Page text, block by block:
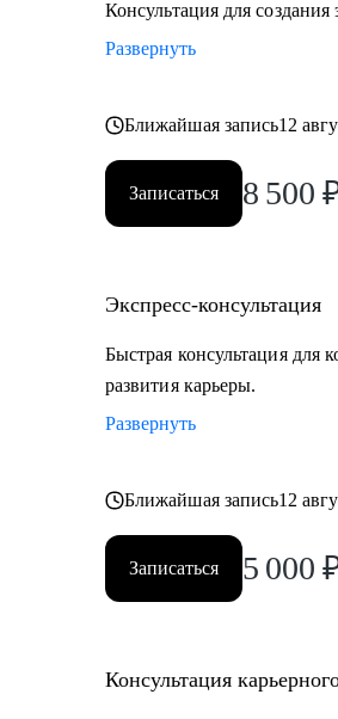
Консультация для
Развернуть
Ближайшая запись12
Записаться 8 500
Экспресс-консультация
Быстрая консультация для
развития карьеры.
Развернуть
Ближайшая запись12
Записаться 5 000
Консультация